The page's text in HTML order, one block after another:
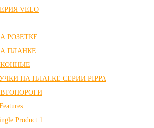
VELO
РОЗЕТКЕ
ПЛАНКЕ
НА ПЛАНКЕ СЕРИИ PIPPA
Product 1